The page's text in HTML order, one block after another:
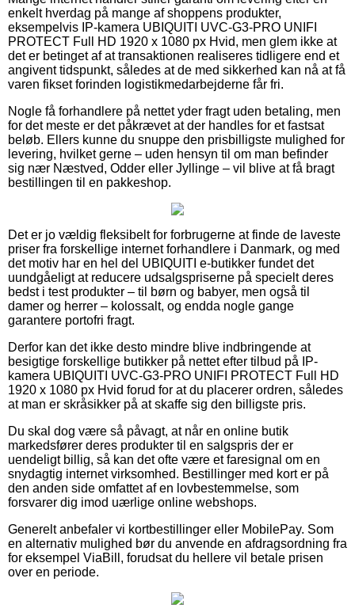
enkelt hverdag på mange af shoppens produkter,
eksempelvis IP-kamera UBIQUITI UVC-G3-PRO UNIFI
PROTECT Full HD 1920 x 1080 px Hvid, men glem ikke at
det er betinget af at transaktionen realiseres tidligere end et
angivent tidspunkt, således at de med sikkerhed kan nå at få
varen fikset forinden logistikmedarbejderne får fri.
Nogle få forhandlere på nettet yder fragt uden betaling, men
for det meste er det påkrævet at der handles for et fastsat
beløb. Ellers kunne du snuppe den prisbilligste mulighed for
levering, hvilket gerne – uden hensyn til om man befinder
sig nær Næstved, Odder eller Jyllinge – vil blive at få bragt
bestillingen til en pakkeshop.
Det er jo vældig fleksibelt for forbrugerne at finde de laveste
priser fra forskellige internet forhandlere i Danmark, og med
det motiv har en hel del UBIQUITI e-butikker fundet det
uundgåeligt at reducere udsalgspriserne på specielt deres
bedst i test produkter – til børn og babyer, men også til
damer og herrer – kolossalt, og endda nogle gange
garantere portofri fragt.
Derfor kan det ikke desto mindre blive indbringende at
besigtige forskellige butikker på nettet efter tilbud på IP-
kamera UBIQUITI UVC-G3-PRO UNIFI PROTECT Full HD
1920 x 1080 px Hvid forud for at du placerer ordren, således
at man er skråsikker på at skaffe sig den billigste pris.
Du skal dog være så påvagt, at når en online butik
markedsfører deres produkter til en salgspris der er
uendeligt billig, så kan det ofte være et faresignal om en
snydagtig internet virksomhed. Bestillinger med kort er på
den anden side omfattet af en lovbestemmelse, som
forsvarer dig imod uærlige online webshops.
Generelt anbefaler vi kortbestillinger eller MobilePay. Som
en alternativ mulighed bør du anvende en afdragsordning fra
for eksempel ViaBill, forudsat du hellere vil betale prisen
over en periode.